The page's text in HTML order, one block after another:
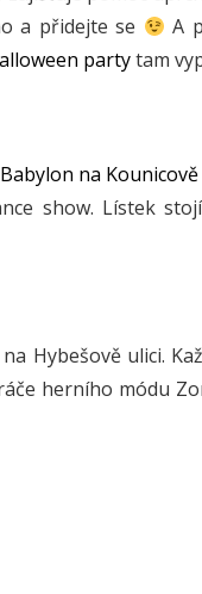
a přidejte se
A
partytam
na
show. Lístek
Hybešově ulici.
herního módu